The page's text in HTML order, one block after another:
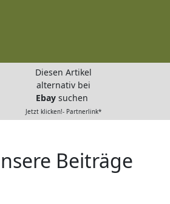
Diesen Artikel
alternativ bei
Ebay suchen
Jetzt klicken!- Partnerlink*
Beiträge